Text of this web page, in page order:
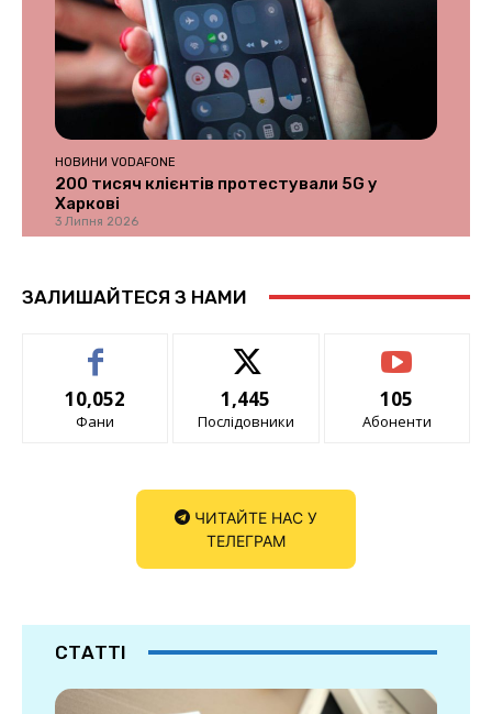
НОВИНИ VODAFONE
200 тисяч клієнтів протестували 5G у
Харкові
3 Липня 2026
ЗАЛИШАЙТЕСЯ З НАМИ
10,052
Фани
1,445
Послідовники
105
Абоненти
ЧИТАЙТЕ НАС У
ТЕЛЕГРАМ
СТАТТІ